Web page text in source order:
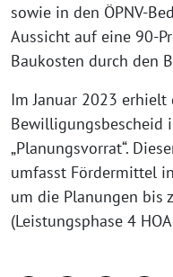
sowie in den ÖPNV-
Aussicht auf eine 90-
Baukosten durch den
Im Januar 2023 erhielt
Bewilligungsbescheid
„Planungsvorrat“.
umfasst Fördermittel
um die Planungen bis
(Leistungsphase 4